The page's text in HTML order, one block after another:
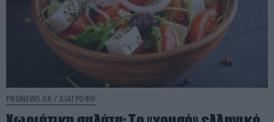
PRONEWS.GR / ΔΙΑΤΡΟΦΗ